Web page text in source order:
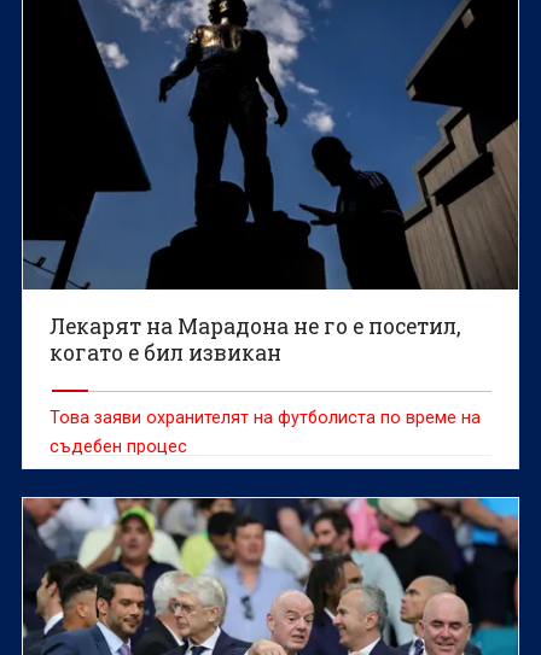
Лекарят на Марадона не го е посетил,
когато е бил извикан
Това заяви охранителят на футболиста по време на
съдебен процес